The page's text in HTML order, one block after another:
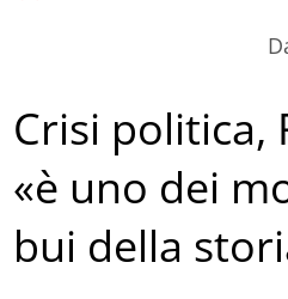
Crisi politica,
«è uno dei
bui della